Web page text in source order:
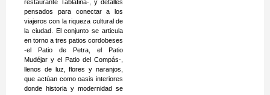
restaurante Tablafina-, y detalles
pensados para conectar a los
viajeros con la riqueza cultural de
la ciudad. El conjunto se articula
en torno a tres patios cordobeses
-el Patio de Petra, el Patio
Mudéjar y el Patio del Compás-,
llenos de luz, flores y naranjos,
que actúan como oasis interiores
donde historia y modernidad se